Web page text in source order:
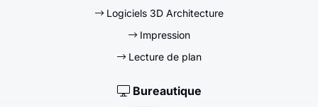
Logiciels 3D Architecture
Impression
Lecture de plan
Bureautique